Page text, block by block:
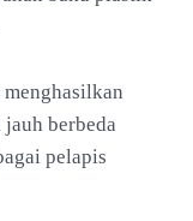
berbeda
pelapis